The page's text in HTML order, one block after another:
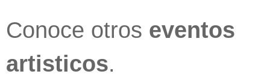
Conoce otros eventos
artisticos.